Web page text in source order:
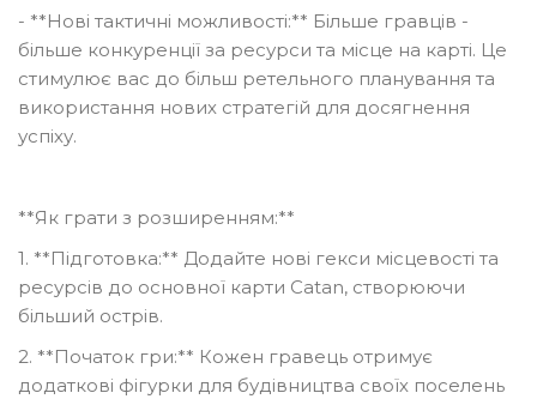
- **Нові тактичні можливості:** Більше гравців -
більше конкуренції за ресурси та місце на карті. Це
стимулює вас до більш ретельного планування та
використання нових стратегій для досягнення
успіху.
**Як грати з розширенням:**
1. **Підготовка:** Додайте нові гекси місцевості та
ресурсів до основної карти Catan, створюючи
більший острів.
2. **Початок гри:** Кожен гравець отримує
додаткові фігурки для будівництва своїх поселень